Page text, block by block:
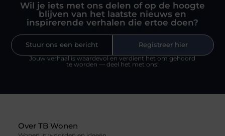
Wil je iets met ons delen of op de hoogte
blijven van het laatste nieuws en
inspirerende verhalen die ertoe doen?
Stuur ons een bericht
Registreer hier
Jouw verhaal is waardevol en verdient het om gehoord
te worden — deel het met ons!
Over TB Wonen